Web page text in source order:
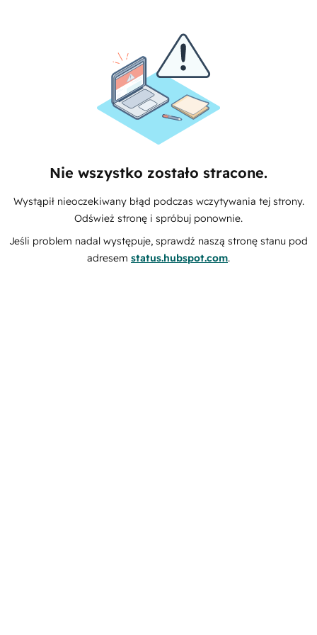
Nie wszystko zostało stracone.
Wystąpił nieoczekiwany błąd podczas wczytywania tej strony.
Odśwież stronę i spróbuj ponownie.
Jeśli problem nadal występuje, sprawdź naszą stronę stanu pod
adresem status.hubspot.com.